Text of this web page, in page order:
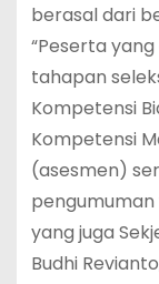
berasal dari
“Peserta
tahapan
Kompetensi
Kompetensi
(asesmen)
yang juga
Budhi